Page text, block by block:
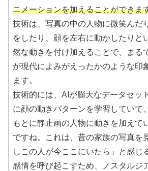
ニメーションを加えることができま
技術は、写真の中の人物に微笑んだ
をしたり、顔を左右に動かしたりと
然な動きを付け加えることで、まる
が現代によみがえったかのような印
ます。
技術的には、AIが膨大なデータセッ
に顔の動きパターンを学習していて
もとに静止画の人物に動きを加えて
ですね。これは、昔の家族の写真を
しこの人が今ここにいたら」と感じ
感情を呼び起こすため、ノスタルジ